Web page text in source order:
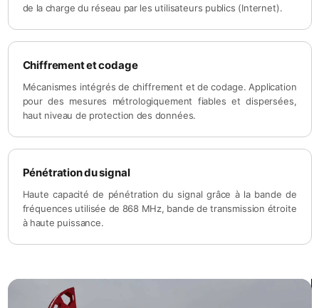
de la charge du réseau par les utilisateurs publics (Internet).
Chiffrement et codage
Mécanismes intégrés de chiffrement et de codage. Application
pour des mesures métrologiquement fiables et dispersées,
haut niveau de protection des données.
Pénétration du signal
Haute capacité de pénétration du signal grâce à la bande de
fréquences utilisée de 868 MHz, bande de transmission étroite
à haute puissance.